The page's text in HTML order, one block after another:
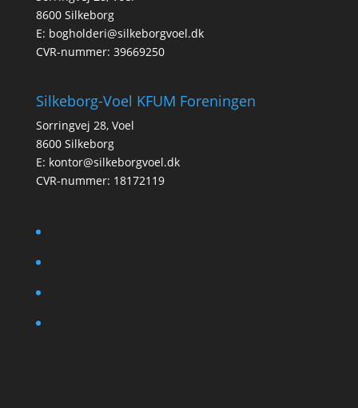
8600 Silkeborg
E: bogholderi@silkeborgvoel.dk
CVR-nummer: 39669250
Silkeborg-Voel KFUM Foreningen
Sorringvej 28, Voel
8600 Silkeborg
E: kontor@silkeborgvoel.dk
CVR-nummer: 18172119